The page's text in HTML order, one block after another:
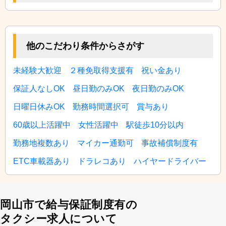
他のこだわり条件からさがす
未経験大歓迎 ２種免取得支援有 祝い金あり
保証人なしOK 昼日勤のみOK 夜日勤のみOK
日曜日休みOK 勤務時間選択可 賞与あり
60歳以上活躍中 女性活躍中 駅徒歩10分以内
勤務地複数あり マイカー通勤可 事故補償制度有
ETC車載器あり ドラレコあり ハイヤードライバー
岡山市で給与保証制度有の
タクシー求人について